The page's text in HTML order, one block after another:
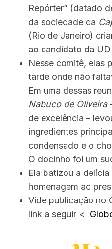
Repórter” (datado
da sociedade da
(Rio de Janeiro)
ao candidato da
Nesse comitê, elas
tarde onde não
Em uma dessas
Nabuco de Oliveira
de excelência –
ingredientes
condensado e o
O docinho foi um
Ela batizou a
homenagem ao
Vide publicação no
link a seguir <